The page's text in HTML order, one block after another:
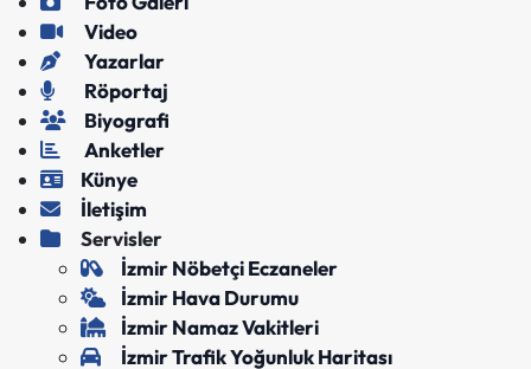
Video
Yazarlar
Röportaj
Biyografi
Anketler
Künye
İletişim
Servisler
İzmir Nöbetçi Eczaneler
İzmir Hava Durumu
İzmir Namaz Vakitleri
İzmir Trafik Yoğunluk Haritası